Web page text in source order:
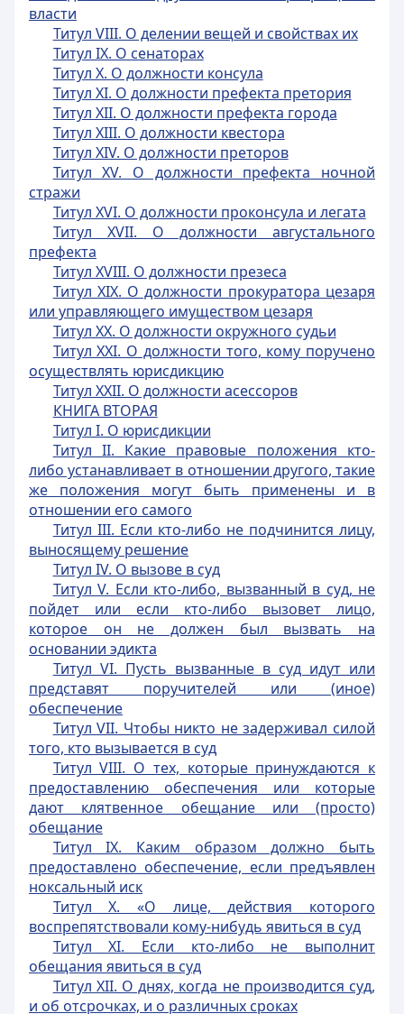
власти
Титул VIII. О делении вещей и свойствах их
Титул IX. О сенаторах
Титул X. О должности консула
Титул XI. О должности префекта претория
Титул XII. О должности префекта города
Титул XIII. О должности квестора
Титул XIV. О должности преторов
Титул XV. О должности префекта ночной
стражи
Титул XVI. О должности проконсула и легата
Титул XVII. О должности августального
префекта
Титул XVIII. О должности презеса
Титул XIX. О должности прокуратора цезаря
или управляющего имуществом цезаря
Титул XX. О должности окружного судьи
Титул XXI. О должности того, кому поручено
осуществлять юрисдикцию
Титул XXII. О должности асессоров
КНИГА ВТОРАЯ
Титул I. О юрисдикции
Титул II. Какие правовые положения кто-
либо устанавливает в отношении другого, такие
же положения могут быть применены и в
отношении его самого
Титул III. Если кто-либо не подчинится лицу,
выносящему решение
Титул IV. О вызове в суд
Титул V. Если кто-либо, вызванный в суд, не
пойдет или если кто-либо вызовет лицо,
которое он не должен был вызвать на
основании эдикта
Титул VI. Пусть вызванные в суд идут или
представят поручителей или (иное)
обеспечение
Титул VII. Чтобы никто не задерживал силой
того, кто вызывается в суд
Титул VIII. О тех, которые принуждаются к
предоставлению обеспечения или которые
дают клятвенное обещание или (просто)
обещание
Титул IX. Каким образом должно быть
предоставлено обеспечение, если предъявлен
ноксальный иск
Титул X. «О лице, действия которого
воспрепятствовали кому-нибудь явиться в суд
Титул XI. Если кто-либо не выполнит
обещания явиться в суд
Титул XII. О днях, когда не производится суд,
и об отсрочках, и о различных сроках